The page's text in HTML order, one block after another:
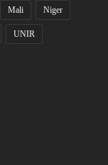
Mali Niger
UNIR